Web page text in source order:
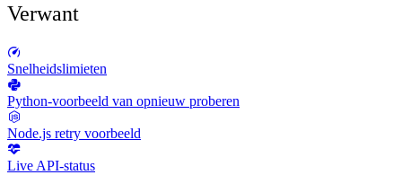
Verwant
Snelheidslimieten
Python-voorbeeld van opnieuw proberen
Node.js retry voorbeeld
Live API-status